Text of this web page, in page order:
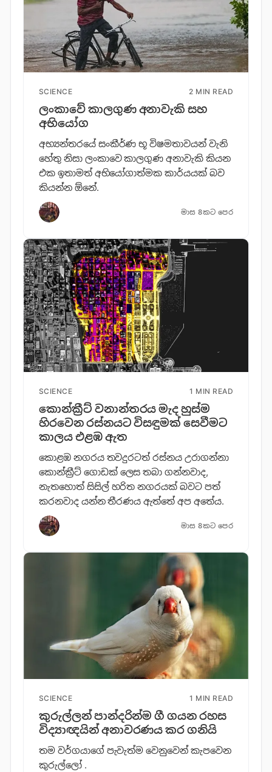
SCIENCE 2 MIN READ
ලංකාවේ කාලගුණ අනාවැකි සහ
අභියෝග
අභ්‍යන්තරයේ සංකීර්ණ භූ විෂමතාවයන් වැනි
හේතු නිසා ලංකාවෙ කාලගුණ අනාවැකි කියන
එක ඉතාමත් අභියෝගාත්මක කාර්යයක් බව
කියන්න ඕනේ.
මාස 8කට පෙර
SCIENCE 1 MIN READ
කොන්ක්‍රීට් වනාන්තරය මැද හුස්ම
හිරවෙන රස්නයට විසඳුමක් සෙවීමට
කාලය එළඹ ඇත
කොළඹ නගරය තවදුරටත් රස්නය උරාගන්නා
කොන්ක්‍රීට් ගොඩක් ලෙස තබා ගන්නවාද,
නැතහොත් සිසිල් හරිත නගරයක් බවට පත්
කරනවාද යන්න තීරණය ඇත්තේ අප අතේය.
මාස 8කට පෙර
SCIENCE 1 MIN READ
කුරුල්ලන් පාන්දරින්ම ගී ගයන රහස
විද්‍යාඥයින් අනාවරණය කර ගනියි
තම වර්ගයාගේ පැවැත්ම වෙනුවෙන් කැපවෙන
කුරුල්ලෝ .